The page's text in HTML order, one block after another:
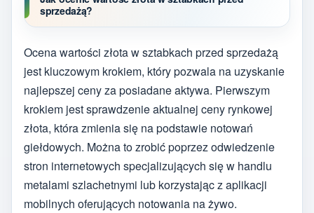
sprzedażą?
Ocena wartości złota w sztabkach przed sprzedażą
jest kluczowym krokiem, który pozwala na uzyskanie
najlepszej ceny za posiadane aktywa. Pierwszym
krokiem jest sprawdzenie aktualnej ceny rynkowej
złota, która zmienia się na podstawie notowań
giełdowych. Można to zrobić poprzez odwiedzenie
stron internetowych specjalizujących się w handlu
metalami szlachetnymi lub korzystając z aplikacji
mobilnych oferujących notowania na żywo.